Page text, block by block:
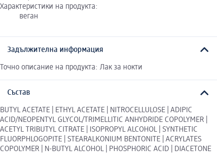
Характеристики на продукта:
веган
Задължителна информация
Точно описание на продукта: Лак за нокти
Състав
BUTYL ACETATE | ETHYL ACETATE | NITROCELLULOSE | ADIPIC
ACID/NEOPENTYL GLYCOL/TRIMELLITIC ANHYDRIDE COPOLYMER |
ACETYL TRIBUTYL CITRATE | ISOPROPYL ALCOHOL | SYNTHETIC
FLUORPHLOGOPITE | STEARALKONIUM BENTONITE | ACRYLATES
COPOLYMER | N-BUTYL ALCOHOL | PHOSPHORIC ACID | DIACETONE